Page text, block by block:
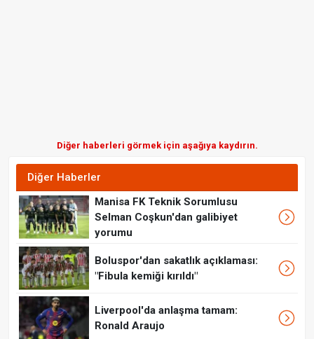
Diğer haberleri görmek için aşağıya kaydırın.
Diğer Haberler
Manisa FK Teknik Sorumlusu
Selman Coşkun'dan galibiyet
yorumu
Boluspor'dan sakatlık açıklaması:
"Fibula kemiği kırıldı"
Liverpool'da anlaşma tamam:
Ronald Araujo